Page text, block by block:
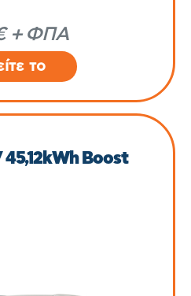
+ ΦΠΑ
το
45,12kWh Boost